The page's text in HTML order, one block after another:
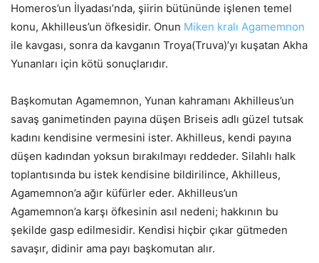
Homeros’un İlyadası’nda, şiirin bütününde işlenen temel
konu, Akhilleus’un öfkesidir. Onun Miken kralı Agamemnon
ile kavgası, sonra da kavganın Troya(Truva)’yı kuşatan Akha
Yunanları için kötü sonuçlarıdır.
Başkomutan Agamemnon, Yunan kahramanı Akhilleus’un
savaş ganimetinden payına düşen Briseis adlı güzel tutsak
kadını kendisine vermesini ister. Akhilleus, kendi payına
düşen kadından yoksun bırakılmayı reddeder. Silahlı halk
toplantısında bu istek kendisine bildirilince, Akhilleus,
Agamemnon’a ağır küfürler eder. Akhilleus’un
Agamemnon’a karşı öfkesinin asıl nedeni; hakkının bu
şekilde gasp edilmesidir. Kendisi hiçbir çıkar gütmeden
savaşır, didinir ama payı başkomutan alır.